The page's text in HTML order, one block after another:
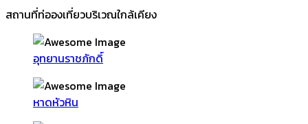
สถานที่ท่อองเที่ยวบริเวณใกล้เคียง
อุทยานราชภักดิ์
หาดหัวหิน